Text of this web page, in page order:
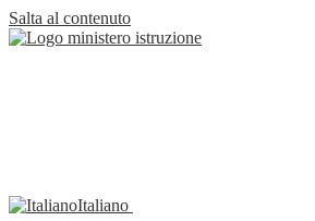
Salta al contenuto
Italiano